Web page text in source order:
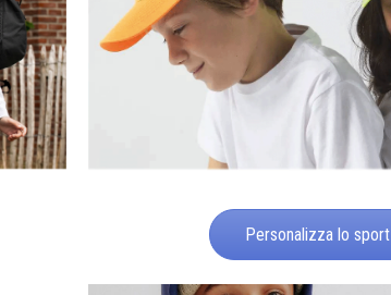
Personalizza lo sport